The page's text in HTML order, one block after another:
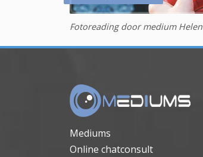
Fotoreading door medium
Mediums
Online chatconsult